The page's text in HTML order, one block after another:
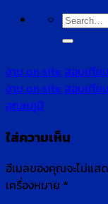
Search
for:
งาน on site สอบเที
งาน on site สอบเทีย
อุณหภูมิ
ใส่ความเห็น
อีเมลของคุณจะไม่แส
เครื่องหมาย *